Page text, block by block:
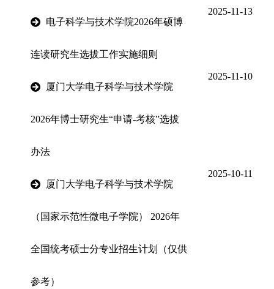
电子科学与技术学院2026年硕博
连读研究生选拔工作实施细则
2025-11-13
厦门大学电子科学与技术学院
2026年博士研究生“申请-考核”选拔
办法
2025-11-10
厦门大学电子科学与技术学院
（国家示范性微电子学院） 2026年
全国统考硕士分专业招生计划（仅供
参考）
2025-10-11